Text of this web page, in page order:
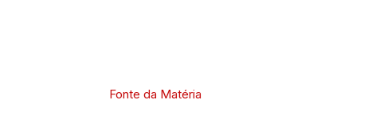
Fonte da Matéria